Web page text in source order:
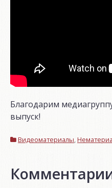
Благодарим
выпуск!
Видеоматериалы,